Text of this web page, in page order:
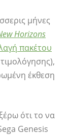
μήνες
Horizons
πακέτου
έκθεση
ότι το να
Genesis